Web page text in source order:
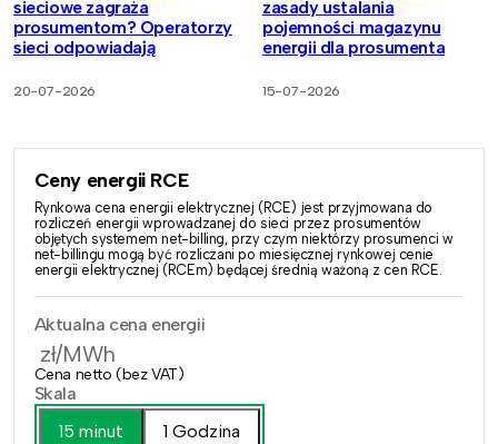
sieciowe zagraża
prosumentom? Operatorzy
sieci odpowiadają
20-07-2026
zasady ustalania
pojemności magazynu
energii dla prosumenta
15-07-2026
Ceny energii RCE
Rynkowa cena energii elektrycznej (RCE) jest przyjmowana do
rozliczeń energii wprowadzanej do sieci przez prosumentów
objętych systemem net-billing, przy czym niektórzy prosumenci w
net-billingu mogą być rozliczani po miesięcznej rynkowej cenie
energii elektrycznej (RCEm) będącej średnią ważoną z cen RCE.
Aktualna cena energii
zł/MWh
Cena netto (bez VAT)
Skala
15 minut
1 Godzina